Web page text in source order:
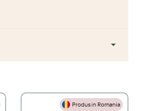
+
Produs in Romania